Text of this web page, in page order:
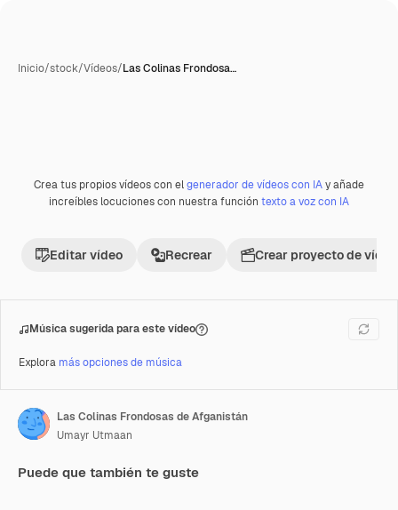
Inicio/stock/Vídeos/Las Colinas Frondosa…
Crea tus propios vídeos con elgenerador de vídeos con IAy añade
increíbles locuciones con nuestra función texto a voz con IA
Editar vídeo Recrear Crear proyecto de vídeo
Música sugerida para este vídeo
Explora más opciones de música
Las Colinas Frondosas de Afganistán
Umayr Utmaan
Puede que también te guste